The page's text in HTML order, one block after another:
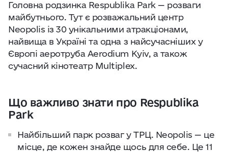
Головна родзинка Respublika Park — розваги
майбутнього. Тут є розважальний центр
Neopolis із 30 унікальними атракціонами,
найвища в Україні та одна з найсучасніших у
Європі аеротруба Aerodium Kyiv, а також
сучасний кінотеатр Multiplex.
Що важливо знати про Respublika
Park
Найбільший парк розваг у ТРЦ. Neopolis — це
місце, де кожен знайде щось для себе. Це 11